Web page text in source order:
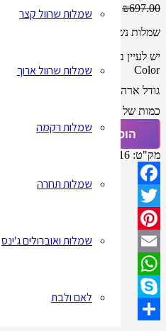
שמלות שרוול קצר
שמלות שרוול ארוך
שמלות רקמה
שמלות תחרה
שמלות ואוברולים ג'ינס
לאם ולבת
₪697.00 המחיר המקורי היה: ₪697.00.
שמלות נשף מדהימה לנשים עם
יש לעיין בטבלת המידות לפני שאתם
Color
גודל ארה"ב
כמות של שמלות נשף מדהימה לנשים
הוספה לסל
מק"ט: 32849554716
Facebook
Twitter
Pinterest
Email
WhatsApp
Skype